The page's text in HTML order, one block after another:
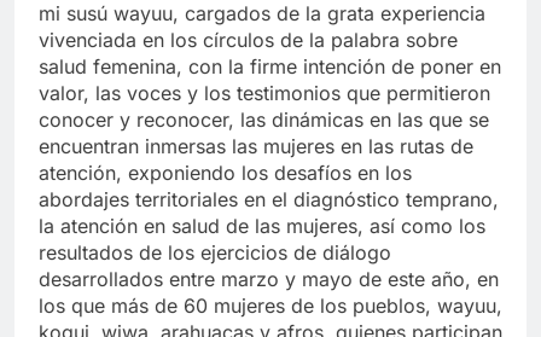
mi susú wayuu, cargados de la grata experiencia
vivenciada en los círculos de la palabra sobre
salud femenina, con la firme intención de poner en
valor, las voces y los testimonios que permitieron
conocer y reconocer, las dinámicas en las que se
encuentran inmersas las mujeres en las rutas de
atención, exponiendo los desafíos en los
abordajes territoriales en el diagnóstico temprano,
la atención en salud de las mujeres, así como los
resultados de los ejercicios de diálogo
desarrollados entre marzo y mayo de este año, en
los que más de 60 mujeres de los pueblos, wayuu,
kogui, wiwa, arahuacas y afros, quienes participan